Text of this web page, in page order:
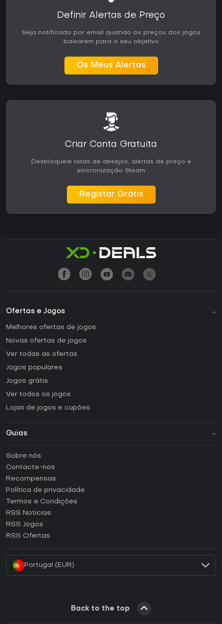
Definir Alertas de Preço
Seja notificado por email quando os preços dos jogos
baixarem para o seu objetivo
Os Meus Alertas
Criar Conta Gratuita
Desbloqueie listas de desejos, alertas de preço e
sincronização Steam
Registar Grátis
Ofertas e Jogos
Melhores ofertas de jogos
Novas ofertas de jogos
Ver todas as ofertas
Jogos populares
Jogos grátis
Ver todos os jogos
Lojas de jogos e cupões
Guias
Como ativar uma CD Key Steam?
Como ativar uma CD Key Epic Games?
Como ativar uma CD Key GOG?
Como ativar uma CD Key Ubisoft Connect?
Sobre nós
Contacte-nos
Recompensas
Política de privacidade
Termos e Condições
RSS Noticias
RSS Jogos
RSS Ofertas
Portugal (EUR)
Back to the top